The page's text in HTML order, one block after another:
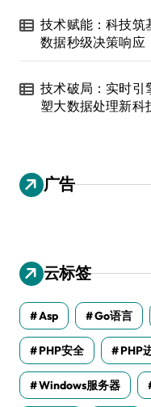
技术赋能：科技筑
数据秒级决策响应
技术破局：实时引
塑大数据处理新科
广告
云标签
Asp Go语言
PHP安全 PHP
Windows服务器